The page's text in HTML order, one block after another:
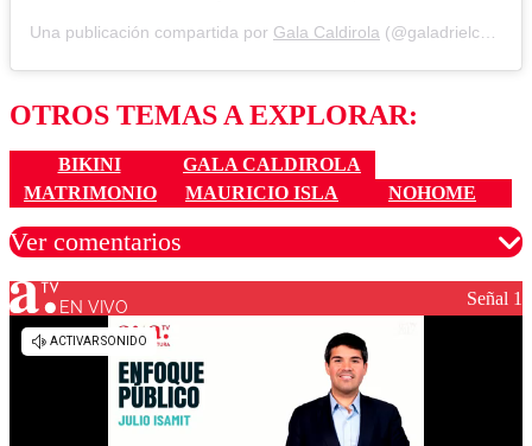
Una publicación compartida por Gala Caldirola (@galadrielcaldirola) el
OTROS TEMAS A EXPLORAR:
BIKINI
GALA CALDIROLA
MATRIMONIO
MAURICIO ISLA NOHOME
Ver comentarios
Los comentarios son moderados para garantizar un
diálogo respetuoso.
EN VIVO Señal 1